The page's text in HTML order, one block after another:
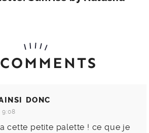
DONC
9:08
cette petite palette ! ce que je